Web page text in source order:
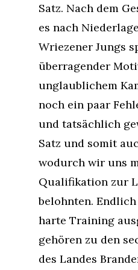
Satz. Nach dem
es nach
Wriezener Jungs
überragender
unglaublichem
noch ein paar
und tatsächlich
Satz und somit
wodurch wir uns
Qualifikation zur
belohnten.
harte Training
gehören zu den
des Landes